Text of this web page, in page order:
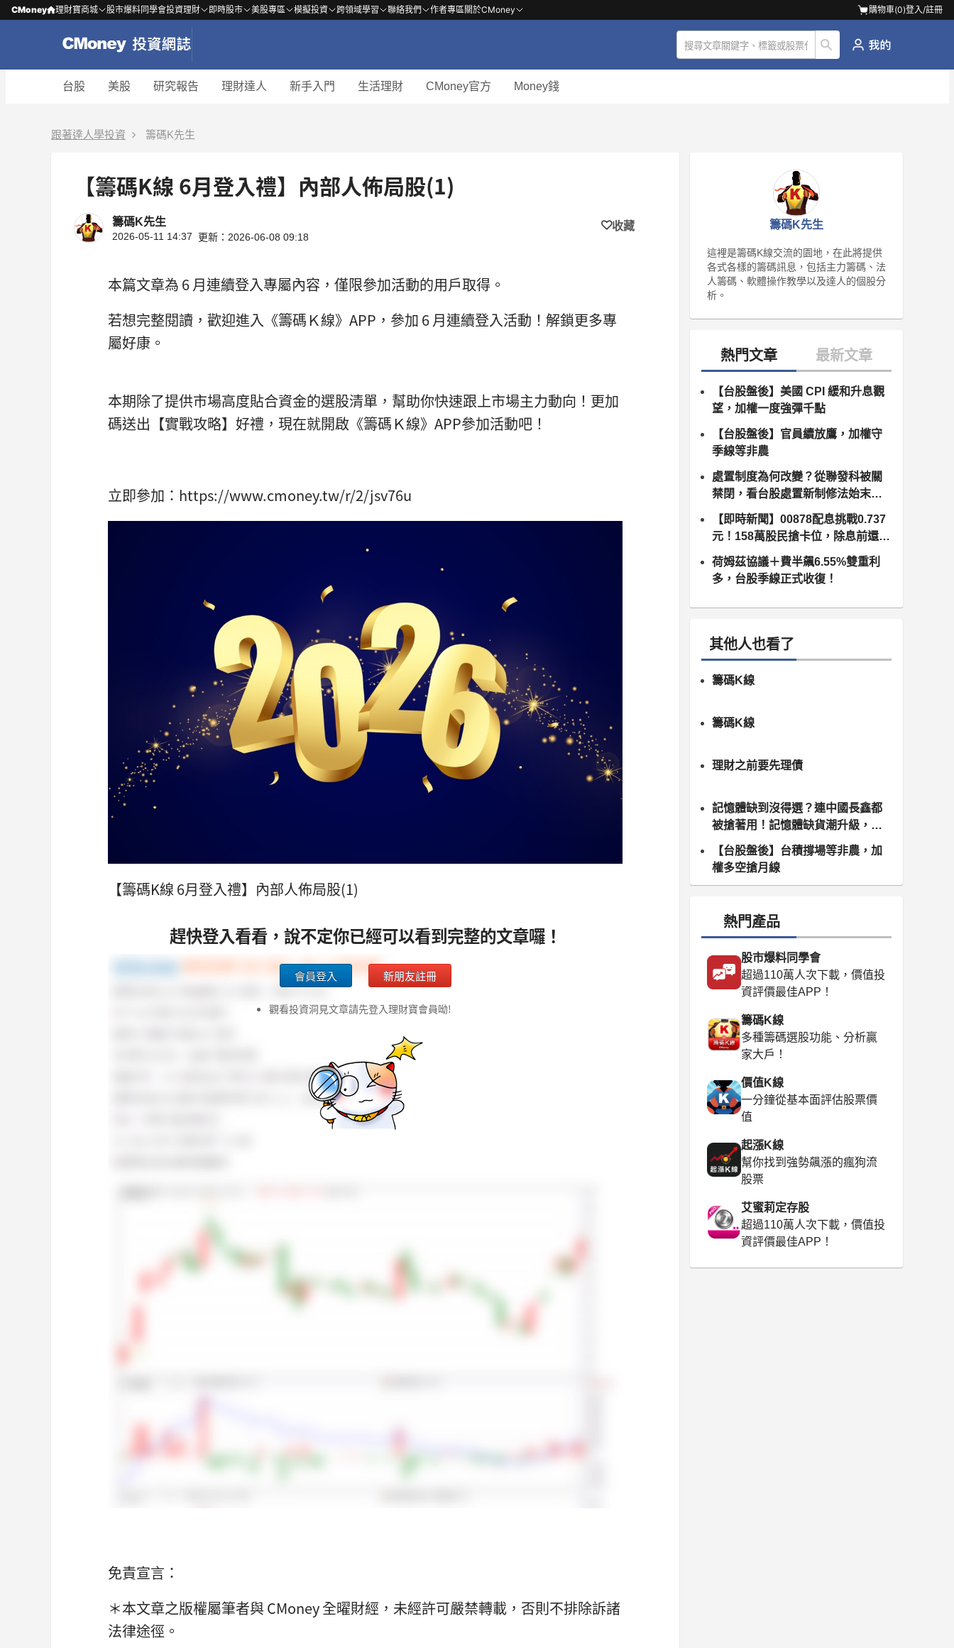
CMoney 理財寶商城 股市爆料同學會投資理財 即時股市 美股專區 模擬投資 跨領域學習 聯絡我們 作者專區關於CMoney 購物車(0)登入/註冊
台股 美股 研究報告 理財達人 新手入門 生活理財 CMoney官方 Money錢
跟著達人學投資 籌碼K先生
【籌碼K線 6月登入禮】內部人佈局股(1)
籌碼K先生
2026-05-11 14:37 更新：2026-06-08 09:18
收藏
本篇文章為 6 月連續登入專屬內容，僅限參加活動的用戶取得。
若想完整閱讀，歡迎進入《籌碼Ｋ線》APP，參加 6 月連續登入活動！解鎖更多專
屬好康。
本期除了提供市場高度貼合資金的選股清單，幫助你快速跟上市場主力動向！更加
碼送出【實戰攻略】好禮，現在就開啟《籌碼Ｋ線》APP參加活動吧！
立即參加：https://www.cmoney.tw/r/2/jsv76u
【籌碼K線 6月登入禮】內部人佈局股(1)
趕快登入看看，說不定你已經可以看到完整的文章囉！
會員登入 新朋友註冊
觀看投資洞見文章請先登入理財寶會員呦!
免責宣言：
＊本文章之版權屬筆者與 CMoney 全曜財經，未經許可嚴禁轉載，否則不排除訴諸
法律途徑。
籌碼K先生
這裡是籌碼K線交流的園地，在此將提供
各式各樣的籌碼訊息，包括主力籌碼、法
人籌碼、軟體操作教學以及達人的個股分
析。
【台股盤後】美國 CPI 緩和升息觀
望，加權一度強彈千點
【台股盤後】官員續放鷹，加權守
季線等非農
處置制度為何改變？從聯發科被關
禁閉，看台股處置新制修法始末（8
月10日正式上路）
【即時新聞】00878配息挑戰0.737
元！158萬股民搶卡位，除息前還能
追嗎？
荷姆茲協議＋費半飆6.55%雙重利
多，台股季線正式收復！
其他人也看了
籌碼K線
籌碼K線
理財之前要先理債
記憶體缺到沒得選？連中國長鑫都
被搶著用！記憶體缺貨潮升級，南
亞科、群聯領軍噴發
【台股盤後】台積撐場等非農，加
權多空搶月線
熱門產品
股市爆料同學會
超過110萬人次下載，價值投
資評價最佳APP！
籌碼K線
多種籌碼選股功能、分析贏
家大戶！
價值K線
一分鐘從基本面評估股票價
值
起漲K線
幫你找到強勢飆漲的瘋狗流
股票
艾蜜莉定存股
超過110萬人次下載，價值投
資評價最佳APP！